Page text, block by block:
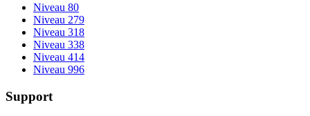
Niveau 80
Niveau 279
Niveau 318
Niveau 338
Niveau 414
Niveau 996
Support